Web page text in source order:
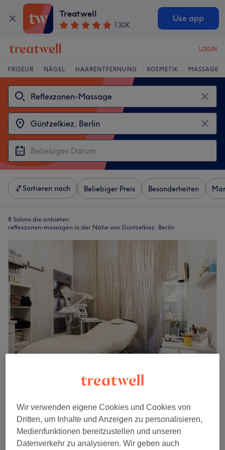
Treatwell
130K
Use app
LOGIN
FRISEUR NÄGEL HAARENTFERNUNG KOSMETIK MASSAGE
Sortieren nach Beliebiger Preis Besonderheiten
8 Salons die anbieten:
reflexzonen-massagen in der Nähe von Güntzelkiez, Berlin
Sk Kosmetik Wellness Fusspflege
Wilmersdorf, Berlin
Auf Karte anzeigen
Kopf, Nacken & Rückenmassage für Männer
oder Frauen
30 Min. - 1 Std.
ab
Wir verwenden eigene Cookies und Cookies von
Dritten, um Inhalte und Anzeigen zu personalisieren,
Medienfunktionen bereitzustellen und unseren
Datenverkehr zu analysieren. Wir geben auch